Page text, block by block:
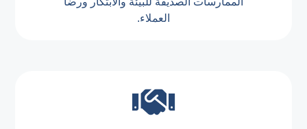
العملاء.